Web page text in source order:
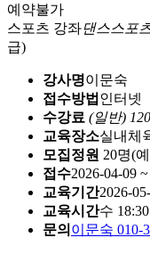
예약불가
스포츠 강좌댄스스포
급)
강사명이문숙
접수방법 인터넷
수강료 (일반)
교육장소실내체
모집정원 20명(
접수2026-04-09
교육기간2026-
교육시간수
문의 이문숙 010-